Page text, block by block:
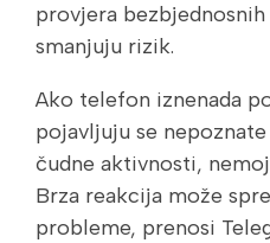
provjera
smanjuju rizik.
Ako telefon iznenada
pojavljuju se
čudne aktivnosti,
Brza reakcija može
probleme, prenosi